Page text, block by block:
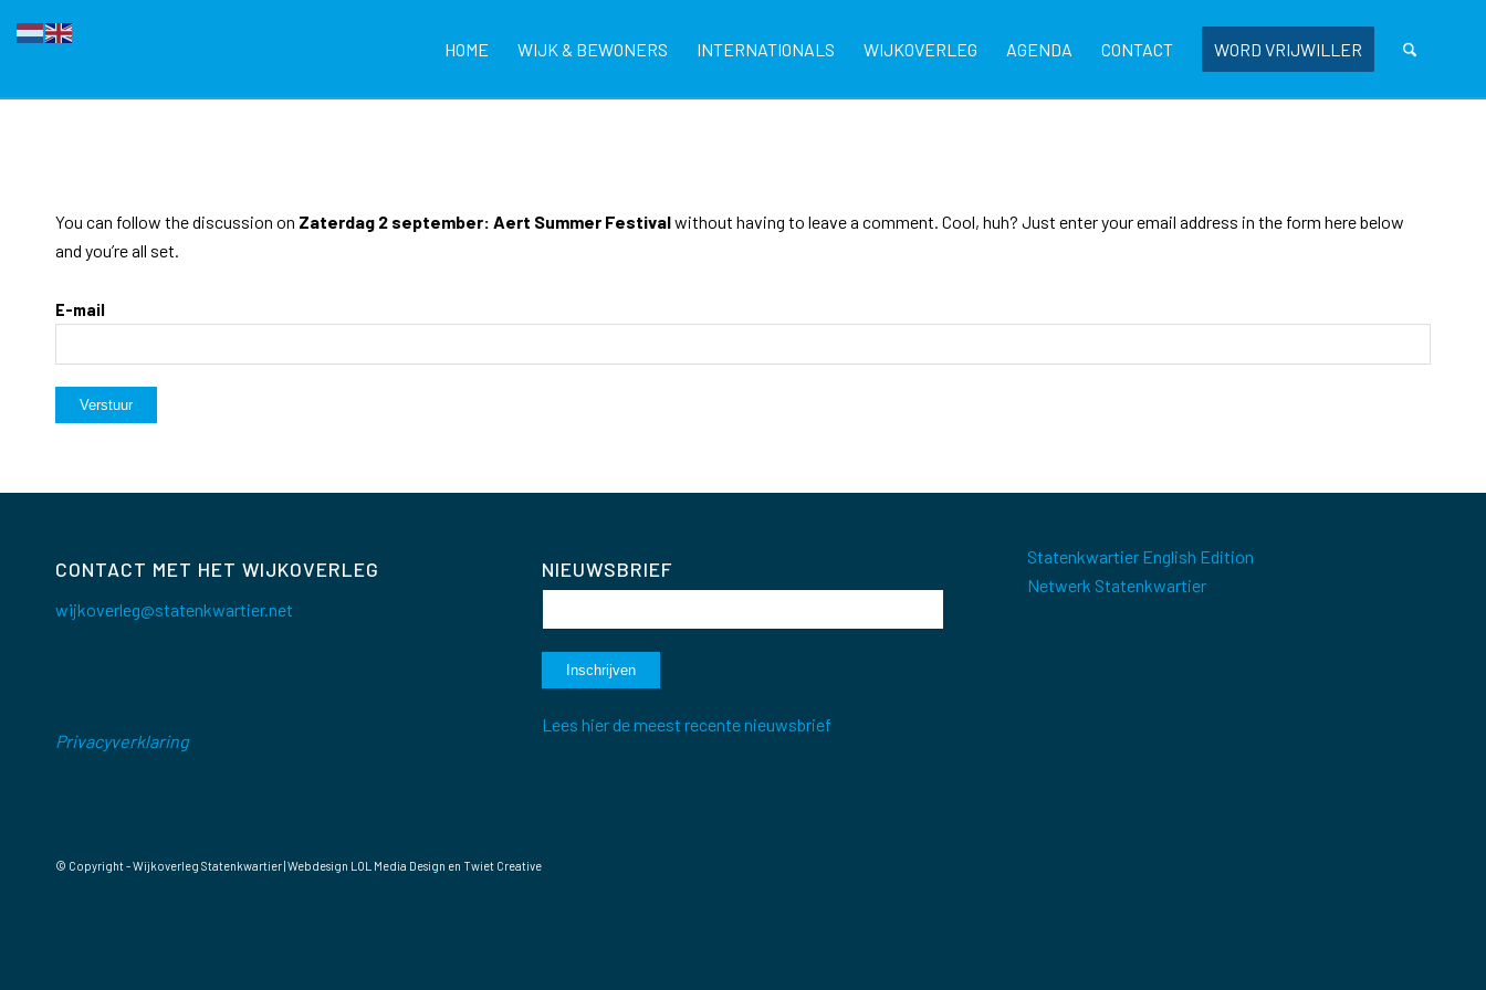
HOME WIJK & BEWONERS INTERNATIONALS WIJKOVERLEG AGENDA CONTACT WORD VRIJWILLER
You can follow the discussion on Zaterdag 2 september: Aert Summer Festivalwithout having to leave a comment. Cool, huh? Just enter your email address in the form here below
and you’re all set.
E-mail
CONTACT MET HET WIJKOVERLEG
wijkoverleg@statenkwartier.net
Privacyverklaring
NIEUWSBRIEF
Lees hier de meest recente nieuwsbrief
Statenkwartier English Edition
Netwerk Statenkwartier
© Copyright - Wijkoverleg Statenkwartier | Webdesign LOL Media Design en Twiet Creative